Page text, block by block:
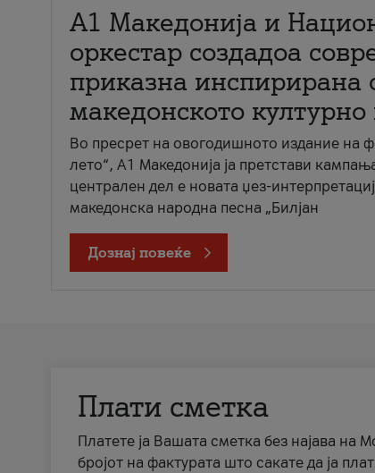
А1 Македонија и
оркестар создадоа
приказна инспирирана
македонското културно
Во пресрет на овогодишното издание на
лето“, А1 Македонија ја претстави
централен дел е новата џез-
македонска народна песна „Билјан
Дознај повеќе
Плати сметка
Платете ја Вашата сметка без најава на
бројот на фактурата што сакате да ја